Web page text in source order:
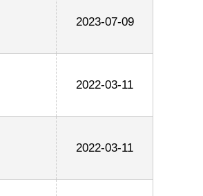
2023-07-09
2022-03-11
2022-03-11